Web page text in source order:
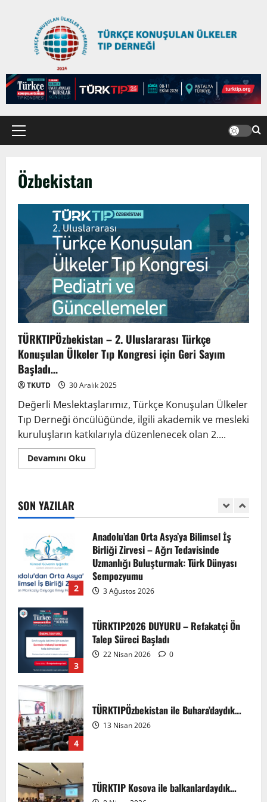
Özbekistan
TÜRKTIPÖzbekistan – 2. Uluslararası Türkçe
Konuşulan Ülkeler Tıp Kongresi için Geri Sayım
Başladı…
TKUTD 30 Aralık 2025
Değerli Meslektaşlarımız, Türkçe Konuşulan Ülkeler
Tıp Derneği öncülüğünde, ilgili akademik ve mesleki
kuruluşların katkılarıyla düzenlenecek olan 2....
Devamını Oku
SON YAZILAR
Anadolu’dan Orta Asya’ya Bilimsel İş
3 Ağustos 2026
3
TÜRKTIP2026 DUYURU – Refakatçi Ön
Talep Süreci Başladı
22 Nisan 2026 0
4
TÜRKTIPÖzbekistan ile Buhara’daydık…
13 Nisan 2026
5
TÜRKTIP Kosova ile balkanlardaydık…
8 Nisan 2026
1
EMDATE 6 – 1. Ulusal Akademik Tıp
2
Anadolu’dan Orta Asya’ya Bilimsel İş
Birliği Zirvesi – Ağrı Tedavisinde
Uzmanlığı Buluşturmak: Türk Dünyası
Sempozyumu
3 Ağustos 2026
3
TÜRKTIP2026 DUYURU – Refakatçi Ön
Talep Süreci Başladı
22 Nisan 2026 0
4
TÜRKTIPÖzbekistan ile Buhara’daydık…
13 Nisan 2026
TÜRKTIP Kosova ile balkanlardaydık…